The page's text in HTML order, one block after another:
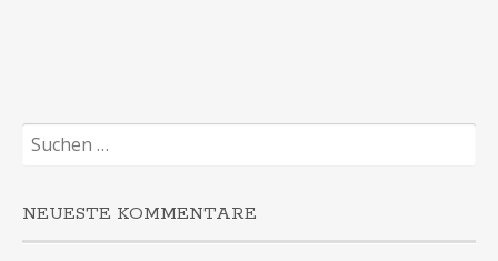
Suchen
nach:
NEUESTE KOMMENTARE